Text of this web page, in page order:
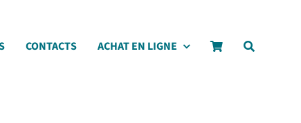
CONTACTS ACHAT EN LIGNE